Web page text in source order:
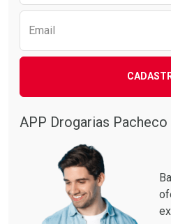
Email
APP Drogarias Pacheco